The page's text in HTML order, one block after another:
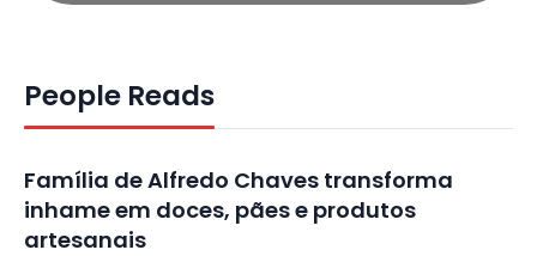
People Reads
Família de Alfredo Chaves transforma
inhame em doces, pães e produtos
artesanais